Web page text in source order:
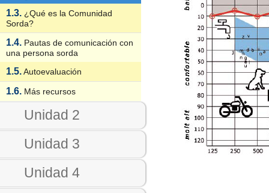
1.3. ¿Qué es la Comunidad
Sorda?
1.4. Pautas de comunicación con
una persona sorda
1.5.Autoevaluación
1.6. Más recursos
Unidad 2
Unidad 3
Unidad 4